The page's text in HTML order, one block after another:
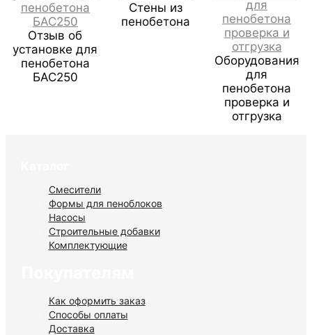
Отзыв об
установке для
пенобетона
БАС250
Стены из
пенобетона
Оборудования
для
пенобетона
проверка и
отгрузка
Смесители
Формы для пеноблоков
Насосы
Строительные добавки
Комплектующие
Как оформить заказ
Способы оплаты
Доставка